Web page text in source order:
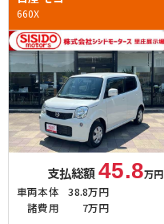
660X
支払総額45.8万円
車両本体
38.8万円
諸費用
7万円